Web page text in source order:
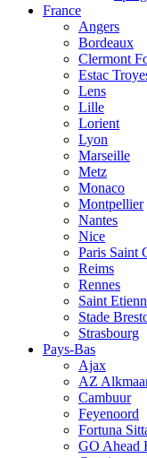
France
Angers
Bordeaux
Clermont
Estac
Lens
Lille
Lorient
Lyon
Marseille
Metz
Monaco
Montpellier
Nantes
Nice
Paris Saint
Reims
Rennes
Saint
Stade
Strasbourg
Pays-Bas
Ajax
AZ
Cambuur
Feyenoord
Fortuna
GO Ahead